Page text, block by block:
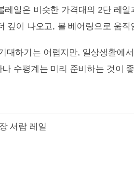
일은 비슷한 가격대의 2단 레일
깊이 나오고, 볼 베어링으로 움직
대하기는 어렵지만, 일상생활에
수평계는 미리 준비하는 것이
서랍 레일